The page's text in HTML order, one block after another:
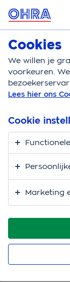
MENU
Een
het
Cookies
We willen je
voorkeuren.
Lees hier ons
Cookie
Marketing